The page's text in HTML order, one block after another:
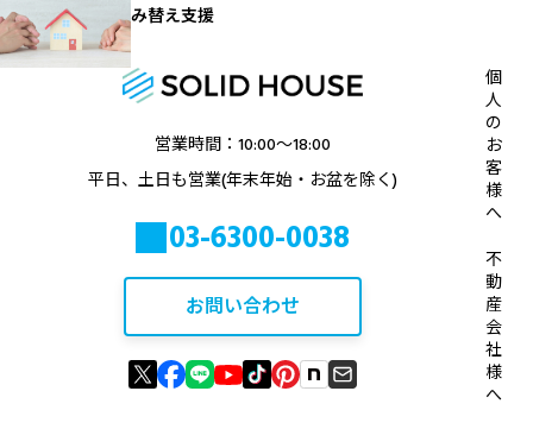
み替え支援
営業時間：10:00〜18:00
平日、土日も営業(年末年始・お盆を除く)
03-6300-0038
お問い合わせ
個
人
の
お
客
様
へ
不
動
産
会
社
様
へ